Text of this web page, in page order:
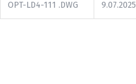
OPT-LD4-111 .DWG 9.07.2025